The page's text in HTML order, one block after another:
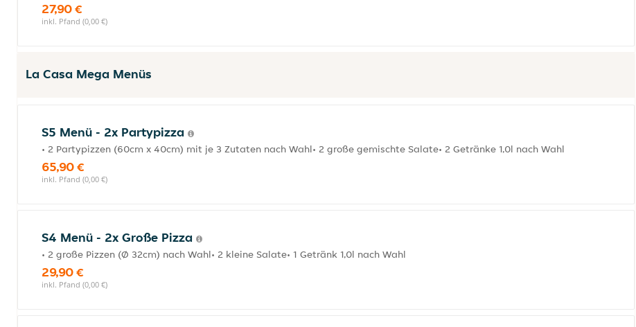
27,90 €
inkl. Pfand (0,00 €)
La Casa Mega Menüs
S5 Menü - 2x Partypizza
• 2 Partypizzen (60cm x 40cm) mit je 3 Zutaten nach Wahl• 2 große gemischte Salate• 2 Getränke 1,0l nach Wahl
65,90 €
inkl. Pfand (0,00 €)
S4 Menü - 2x Große Pizza
• 2 große Pizzen (Ø 32cm) nach Wahl• 2 kleine Salate• 1 Getränk 1,0l nach Wahl
29,90 €
inkl. Pfand (0,00 €)